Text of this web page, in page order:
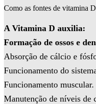
Como as fontes de vitamina
A Vitamina D auxilia:
Formação de ossos e
Absorção de cálcio e
Funcionamento do
Funcionamento muscular.
Manutenção de níveis de